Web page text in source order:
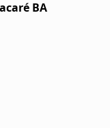
BA